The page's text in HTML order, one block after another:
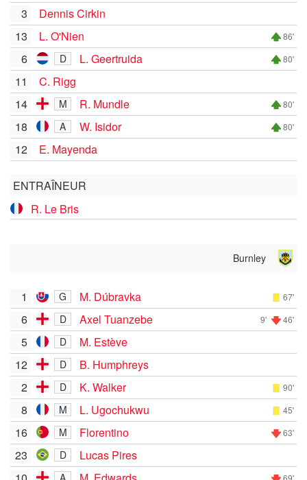
3
Dennis Cirkin
13
L. O'Nien 86'
6 D L. Geertruida 80'
11
C. Rigg
14
M R. Mundle 80'
18 A W. Isidor 80'
12 E. Mayenda
ENTRAÎNEUR
R. Le Bris
Burnley
1 G M. Dúbravka 67'
6 D Axel Tuanzebe 9' 46'
5 D
M. Estève
12
D
B. Humphreys
2
D K. Walker 90'
8 M L. Ugochukwu 45'
16 M Florentino 63'
23 D
Lucas Pires
69'